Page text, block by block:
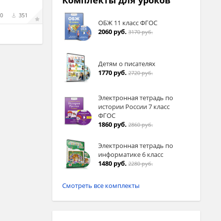
0 351
ОБЖ 11 класс ФГОС
2060 руб. 3170 руб.
Детям о писателях
1770 руб. 2720 руб.
Электронная тетрадь по
истории России 7 класс
ФГОС
1860 руб. 2860 руб.
Электронная тетрадь по
информатике 6 класс
1480 руб. 2280 руб.
Смотреть все комплекты